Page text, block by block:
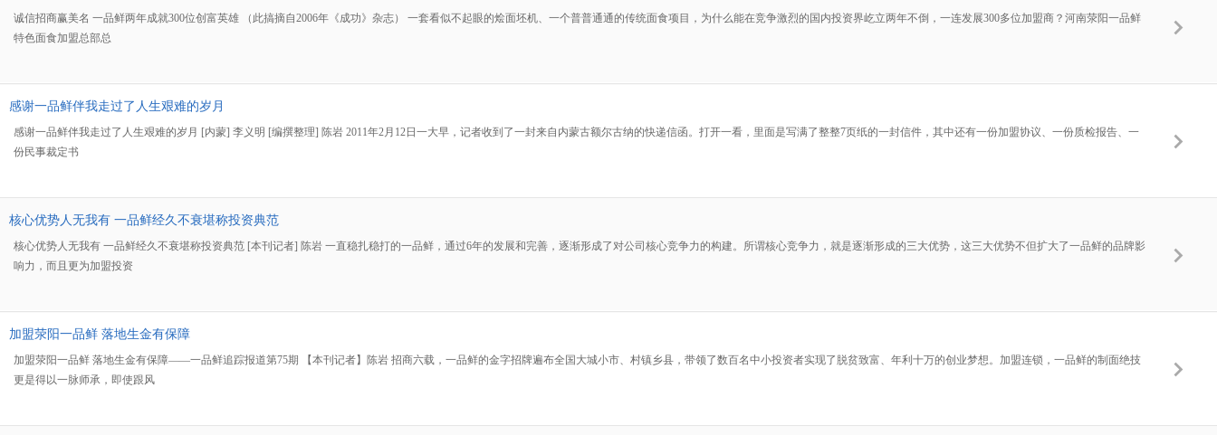
诚信招商赢美名 一品鲜两年成就300位创富英雄 （此搞摘自2006年《成功》杂志） 一套看似不起眼的烩面坯机、一个普普通通的传统面食项目，为什么能在竞争激烈的国内投资界屹立两年不倒，一连发展300多位加盟商？河南荥阳一品鲜
特色面食加盟总部总
感谢一品鲜伴我走过了人生艰难的岁月
感谢一品鲜伴我走过了人生艰难的岁月 [内蒙] 李义明 [编撰整理] 陈岩 2011年2月12日一大早，记者收到了一封来自内蒙古额尔古纳的快递信函。打开一看，里面是写满了整整7页纸的一封信件，其中还有一份加盟协议、一份质检报告、一
份民事裁定书
核心优势人无我有 一品鲜经久不衰堪称投资典范
核心优势人无我有 一品鲜经久不衰堪称投资典范 [本刊记者] 陈岩 一直稳扎稳打的一品鲜，通过6年的发展和完善，逐渐形成了对公司核心竞争力的构建。所谓核心竞争力，就是逐渐形成的三大优势，这三大优势不但扩大了一品鲜的品牌影
响力，而且更为加盟投资
加盟荥阳一品鲜 落地生金有保障
加盟荥阳一品鲜 落地生金有保障——一品鲜追踪报道第75期 【本刊记者】陈岩 招商六载，一品鲜的金字招牌遍布全国大城小市、村镇乡县，带领了数百名中小投资者实现了脱贫致富、年利十万的创业梦想。加盟连锁，一品鲜的制面绝技
更是得以一脉师承，即使跟风